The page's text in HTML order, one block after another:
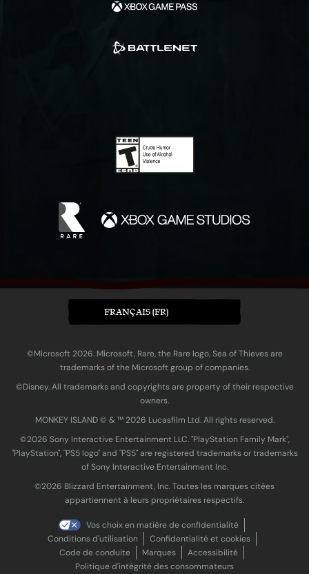
FRANÇAIS (FR)
©Microsoft 2026. Microsoft, Rare, the Rare logo, Sea of Thieves are
trademarks of the Microsoft group of companies.
©Disney. All trademarks and copyrights are property of their respective
owners.
MONKEY ISLAND © & ™ 20‍26 Lucasfilm Ltd. All rights reserved.
©2026 Sony Interactive Entertainment LLC. "PlayStation Family Mark",
"PlayStation", "PS5 logo" and "PS5" are registered trademarks or trademarks
of Sony Interactive Entertainment Inc.
©2026 Blizzard Entertainment, Inc. Toutes les marques citées
appartiennent à leurs propriétaires respectifs.
Vos choix en matière de confidentialité
Conditions d'utilisation
Confidentialité et cookies
Code de conduite
Marques
Accessibilité
Politique d'intégrité des consommateurs